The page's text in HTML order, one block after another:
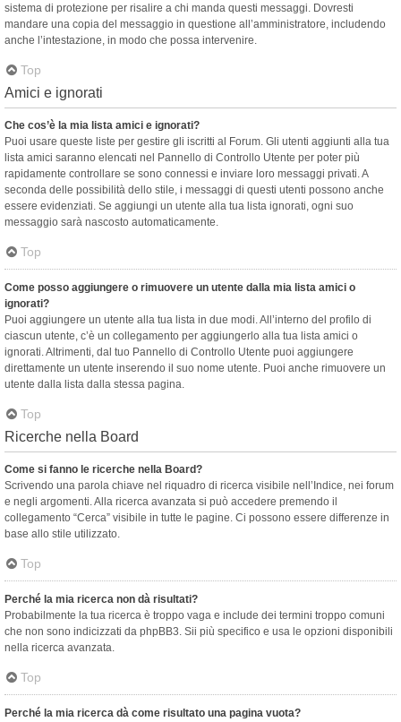
sistema di protezione per risalire a chi manda questi messaggi. Dovresti
mandare una copia del messaggio in questione all’amministratore, includendo
anche l’intestazione, in modo che possa intervenire.
Top
Amici e ignorati
Che cos’è la mia lista amici e ignorati?
Puoi usare queste liste per gestire gli iscritti al Forum. Gli utenti aggiunti alla tua
lista amici saranno elencati nel Pannello di Controllo Utente per poter più
rapidamente controllare se sono connessi e inviare loro messaggi privati. A
seconda delle possibilità dello stile, i messaggi di questi utenti possono anche
essere evidenziati. Se aggiungi un utente alla tua lista ignorati, ogni suo
messaggio sarà nascosto automaticamente.
Top
Come posso aggiungere o rimuovere un utente dalla mia lista amici o
ignorati?
Puoi aggiungere un utente alla tua lista in due modi. All’interno del profilo di
ciascun utente, c’è un collegamento per aggiungerlo alla tua lista amici o
ignorati. Altrimenti, dal tuo Pannello di Controllo Utente puoi aggiungere
direttamente un utente inserendo il suo nome utente. Puoi anche rimuovere un
utente dalla lista dalla stessa pagina.
Top
Ricerche nella Board
Come si fanno le ricerche nella Board?
Scrivendo una parola chiave nel riquadro di ricerca visibile nell’Indice, nei forum
e negli argomenti. Alla ricerca avanzata si può accedere premendo il
collegamento “Cerca” visibile in tutte le pagine. Ci possono essere differenze in
base allo stile utilizzato.
Top
Perché la mia ricerca non dà risultati?
Probabilmente la tua ricerca è troppo vaga e include dei termini troppo comuni
che non sono indicizzati da phpBB3. Sii più specifico e usa le opzioni disponibili
nella ricerca avanzata.
Top
Perché la mia ricerca dà come risultato una pagina vuota?